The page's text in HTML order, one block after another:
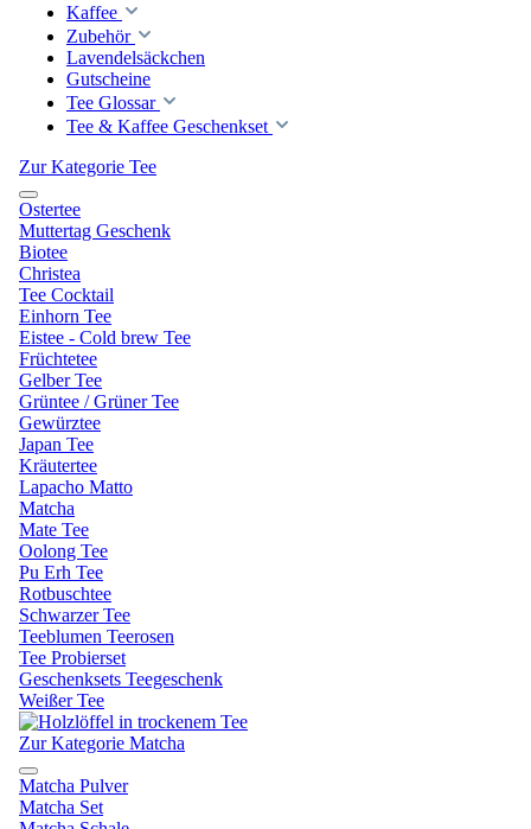
Kaffee
Zubehör
Lavendelsäckchen
Gutscheine
Tee Glossar
Tee & Kaffee Geschenkset
Zur Kategorie Tee
Ostertee
Muttertag Geschenk
Biotee
Christea
Tee Cocktail
Einhorn Tee
Eistee - Cold brew Tee
Früchtetee
Gelber Tee
Grüntee / Grüner Tee
Gewürztee
Japan Tee
Kräutertee
Lapacho Matto
Matcha
Mate Tee
Oolong Tee
Pu Erh Tee
Rotbuschtee
Schwarzer Tee
Teeblumen Teerosen
Tee Probierset
Geschenksets Teegeschenk
Weißer Tee
Zur Kategorie Matcha
Matcha Pulver
Matcha Set